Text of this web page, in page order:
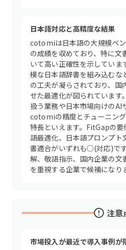
日本語対応と高精度な結果
cotomiは日本語の大規模ベ
の成績を収めており、特に文
いて高い正確性を示していま
模な日本語辞書を組み込むな
の工夫が凝らされており、国
せた最適化が図られています
扱う業務や日本市場向けのAI
cotomiの精度とチューニン
特長といえます。FitGapの要
語最適化、日本語プロンプト
書適合がいずれも○(対応)で
解、敬語指示、国内企業の文
を重視する企業で候補になり
注意
市場投入が最近で導入事例が